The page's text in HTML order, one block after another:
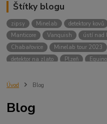
Štítky blogu
zipsy Minelab detektory kovů
Manticore
Vanquish ústí nad
Chabařovice
Minelab tour 2023
detektor na zlato
Plzeň
Sraz detektorářů
ÚSTÍ NAD LABEM
Úvod Blog
Blog